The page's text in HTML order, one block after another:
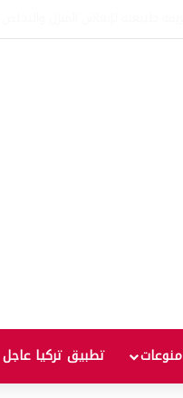
منوعات تطبيق تركيا عاجل